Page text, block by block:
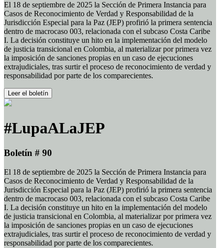
El 18 de septiembre de 2025 la Sección de Primera Instancia para
Casos de Reconocimiento de Verdad y Responsabilidad de la
Jurisdicción Especial para la Paz (JEP) profirió la primera sentencia
dentro de macrocaso 003, relacionada con el subcaso Costa Caribe
I. La decisión constituye un hito en la implementación del modelo
de justicia transicional en Colombia, al materializar por primera vez
la imposición de sanciones propias en un caso de ejecuciones
extrajudiciales, tras surtir el proceso de reconocimiento de verdad y
responsabilidad por parte de los comparecientes.
Leer el boletín
#LupaALaJEP
Boletín # 90
El 18 de septiembre de 2025 la Sección de Primera Instancia para
Casos de Reconocimiento de Verdad y Responsabilidad de la
Jurisdicción Especial para la Paz (JEP) profirió la primera sentencia
dentro de macrocaso 003, relacionada con el subcaso Costa Caribe
I. La decisión constituye un hito en la implementación del modelo
de justicia transicional en Colombia, al materializar por primera vez
la imposición de sanciones propias en un caso de ejecuciones
extrajudiciales, tras surtir el proceso de reconocimiento de verdad y
responsabilidad por parte de los comparecientes.